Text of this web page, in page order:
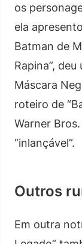
os
ela
Batman de
Rapina”,
Máscara
roteiro de
Warner
“inlançável”.
Outros
Em outra